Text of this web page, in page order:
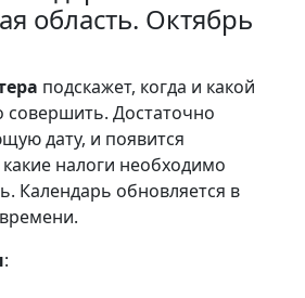
область. Октябрь
подскажет, когда и какой
Достаточно
дату, и появится
налоги необходимо
Календарь обновляется в
: